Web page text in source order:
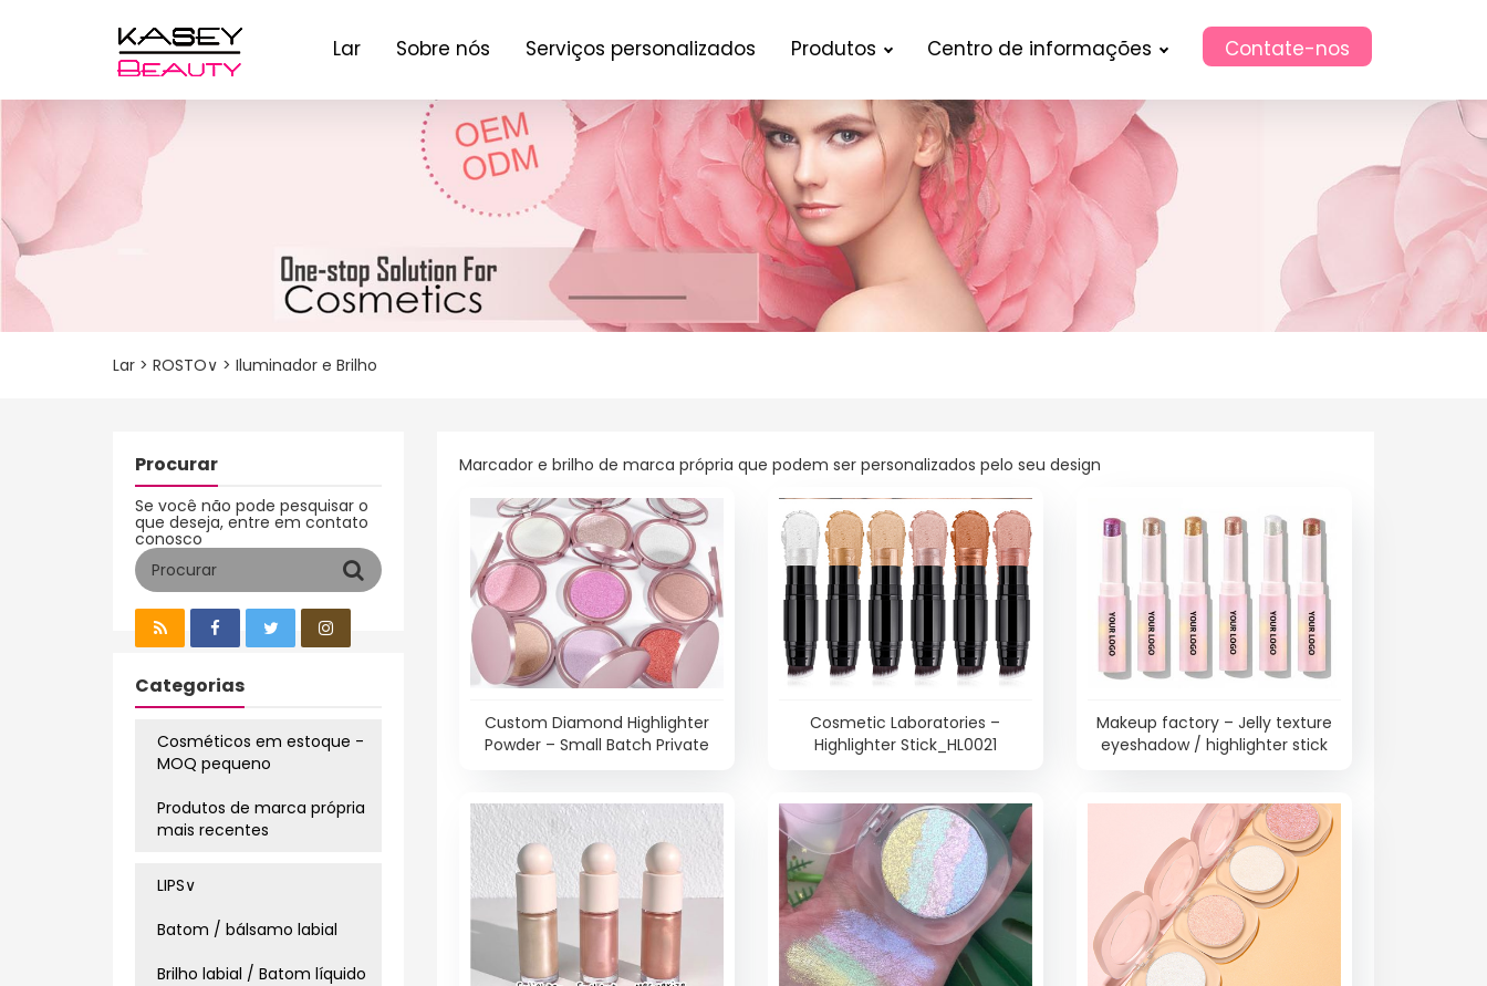
Lar Sobre nós Serviços personalizados Produtos Centro de informações Contate-nos
Lar > ROSTO∨ > Iluminador e Brilho
Marcador e brilho de marca própria que podem ser personalizados pelo seu design
Custom Diamond Highlighter
Powder – Small Batch Private
Cosmetic Laboratories –
Highlighter Stick_HL0021
Makeup factory – Jelly texture
eyeshadow / highlighter stick
Procurar
Se você não pode pesquisar o
que deseja, entre em contato
conosco
Categorias
Cosméticos em estoque -
MOQ pequeno
Produtos de marca própria
mais recentes
LIPS∨
Batom / bálsamo labial
Brilho labial / Batom líquido